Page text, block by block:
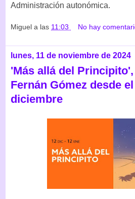
Administración autonómica.
Miguel a las 11:03 No hay
lunes, 11 de noviembre de 2024
'Más allá del
Fernán Gómez desde
diciembre